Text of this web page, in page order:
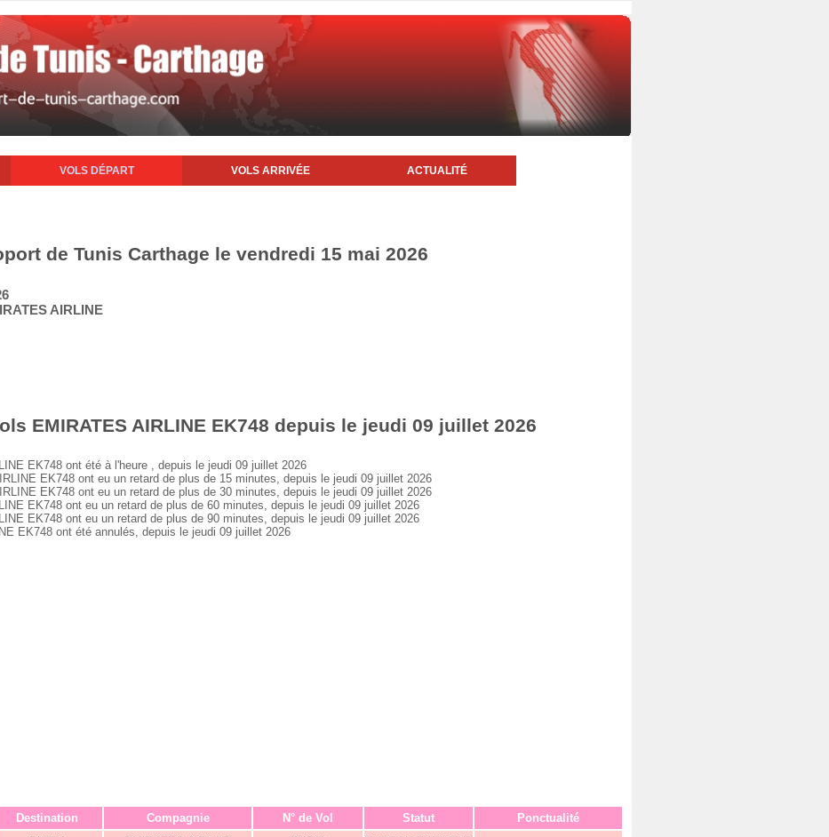
VOLS DÉPART VOLS ARRIVÉE ACTUALITÉ
de Tunis Carthage le vendredi 15 mai 2026
AIRLINE
EMIRATES AIRLINE EK748 depuis le jeudi 09 juillet 2026
EK748 ont été à l'heure , depuis le jeudi 09 juillet 2026
EK748 ont eu un retard de plus de 15 minutes, depuis le jeudi 09 juillet 2026
EK748 ont eu un retard de plus de 30 minutes, depuis le jeudi 09 juillet 2026
EK748 ont eu un retard de plus de 60 minutes, depuis le jeudi 09 juillet 2026
EK748 ont eu un retard de plus de 90 minutes, depuis le jeudi 09 juillet 2026
EK748 ont été annulés, depuis le jeudi 09 juillet 2026
Destination Compagnie N° de Vol Statut
Ponctualité